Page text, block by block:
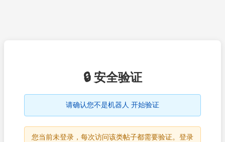
🔒 安全验证
请确认您不是机器人 开始验证
您当前未登录，每次访问该类帖子都需要验证。登录